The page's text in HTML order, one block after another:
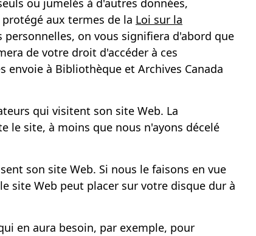
ou jumelés à d'autres données,
aux termes de la Loi sur la
on vous signifiera d'abord que
de votre droit d'accéder à ces
envoie à Bibliothèque et Archives Canada
qui visitent son site Web. La
le site, à moins que nous n'ayons décelé
son site Web. Si nous le faisons en vue
site Web peut placer sur votre disque dur à
en aura besoin, par exemple, pour